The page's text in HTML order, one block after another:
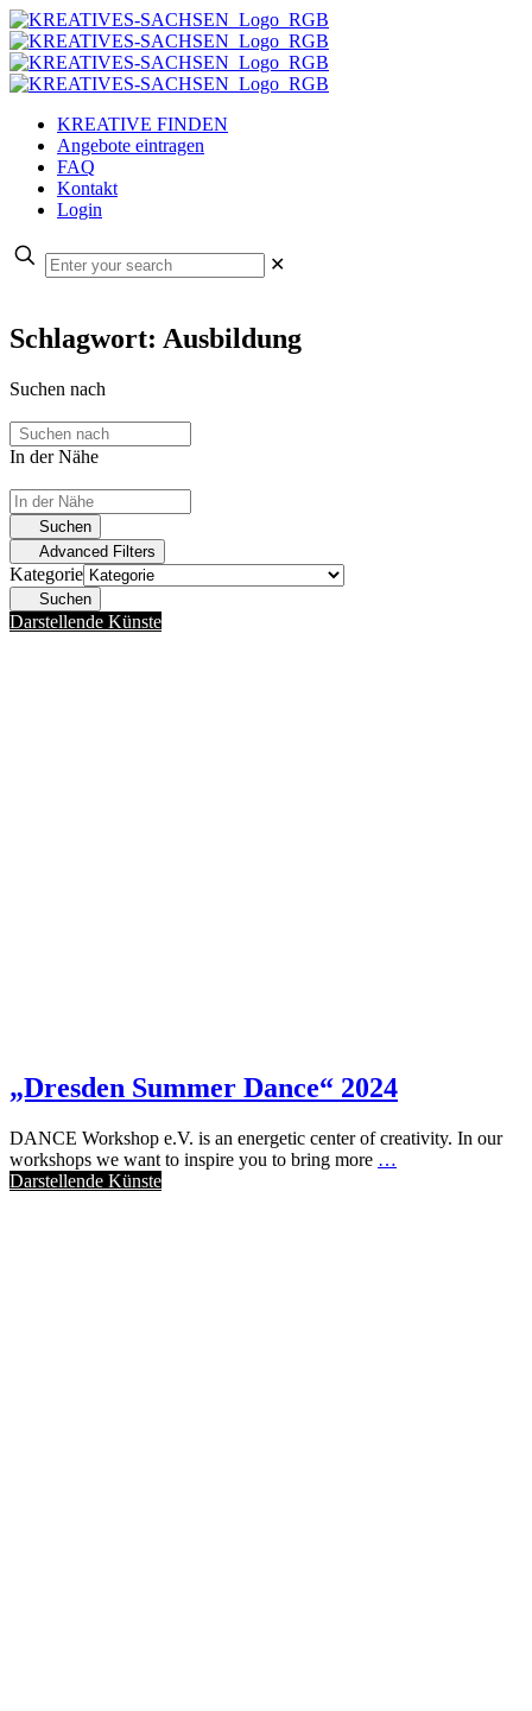
KREATIVE FINDEN
Angebote eintragen
FAQ
Kontakt
Login
✕
Schlagwort: Ausbildung
Suchen nach
In der Nähe
Suchen
Advanced Filters
Kategorie
Suchen
Darstellende Künste
„Dresden Summer Dance“ 2024
DANCE Workshop e.V. is an energetic center of creativity. In our
workshops we want to inspire you to bring more …
Darstellende Künste